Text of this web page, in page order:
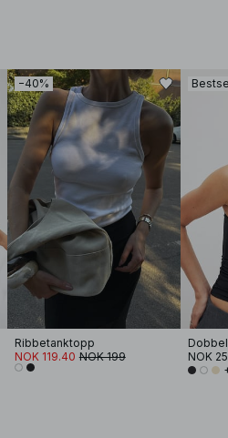
−40%
Ribbetanktopp
NOK 119.40 NOK 199
NOK